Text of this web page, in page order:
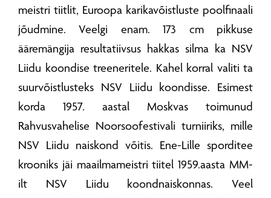
meistri tiitlit, Euroopa karikavõistluste poolfinaali
jõudmine. Veelgi enam. 173 cm pikkuse
ääremängija resultatiivsus hakkas silma ka NSV
Liidu koondise treeneritele. Kahel korral valiti ta
suurvõistlusteks NSV Liidu koondisse. Esimest
korda 1957. aastal Moskvas toimunud
Rahvusvahelise Noorsoofestivali turniiriks, mille
NSV Liidu naiskond võitis. Ene-Lille sporditee
krooniks jäi maailmameistri tiitel 1959.aasta MM-
ilt NSV Liidu koondnaiskonnas. Veel